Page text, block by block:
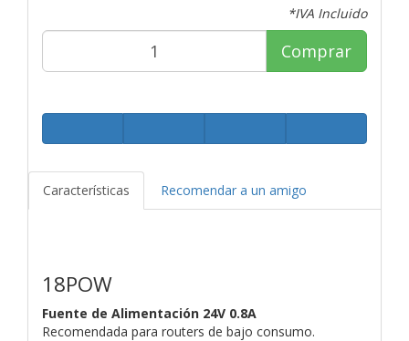
*IVA Incluido
Comprar
Características Recomendar a un amigo
18POW
Fuente de Alimentación 24V 0.8A
Recomendada para routers de bajo consumo.